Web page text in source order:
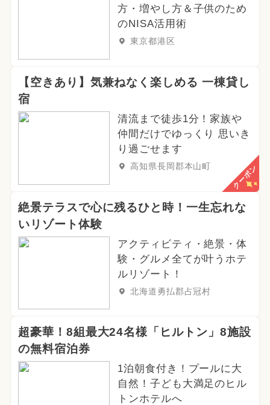
方・増やし方＆子供のため
のNISA活用術
東京都港区
【空きあり】気兼ねなく楽しめる 一棟貸し
宿
清流まで徒歩1分！家族や
仲間だけでゆっくり 思いき
り過ごせます
高知県長岡郡本山町 クーポン
絶景テラスで心に残るひと時！一生忘れな
いリゾート体験
アクティビティ・絶景・体
験・グルメ全てが叶うホテ
ルリゾート！
北海道勇払郡占冠村
超豪華！8組最大24名様「ヒルトン」8施設
の無料宿泊券
1泊朝食付き！プールに大
自然！子ども大満足のヒル
トンホテルへ